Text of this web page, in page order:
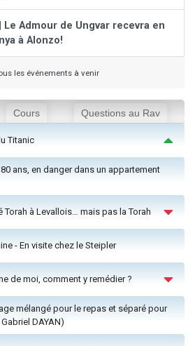
Le Admour de Ungvar recevra en
à Alonzo!
les événements à venir
Cours Questions au Rav
Titanic
80 ans, en danger dans un appartement
Torah à Levallois… mais pas la Torah
- En visite chez le Steipler
de moi, comment y remédier ?
mélangé pour le repas et séparé pour
DAYAN)